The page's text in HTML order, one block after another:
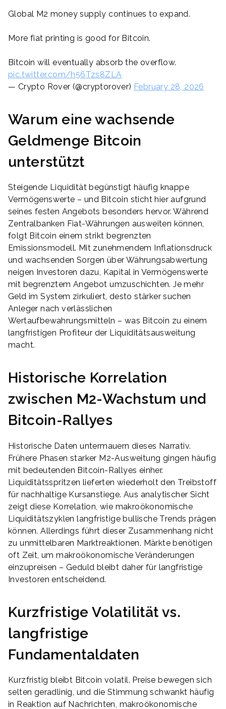
Global M2 money supply continues to expand.
More fiat printing is good for Bitcoin.
Bitcoin will eventually absorb the overflow.
pic.twitter.com/h56Tzs8ZLA
— Crypto Rover (@cryptorover) February 28, 2026
Warum eine wachsende
Geldmenge Bitcoin
unterstützt
Steigende Liquidität begünstigt häufig knappe
Vermögenswerte – und Bitcoin sticht hier aufgrund
seines festen Angebots besonders hervor. Während
Zentralbanken Fiat-Währungen ausweiten können,
folgt Bitcoin einem strikt begrenzten
Emissionsmodell. Mit zunehmendem Inflationsdruck
und wachsenden Sorgen über Währungsabwertung
neigen Investoren dazu, Kapital in Vermögenswerte
mit begrenztem Angebot umzuschichten. Je mehr
Geld im System zirkuliert, desto stärker suchen
Anleger nach verlässlichen
Wertaufbewahrungsmitteln – was Bitcoin zu einem
langfristigen Profiteur der Liquiditätsausweitung
macht.
Historische Korrelation
zwischen M2-Wachstum und
Bitcoin-Rallyes
Historische Daten untermauern dieses Narrativ.
Frühere Phasen starker M2-Ausweitung gingen häufig
mit bedeutenden Bitcoin-Rallyes einher.
Liquiditätsspritzen lieferten wiederholt den Treibstoff
für nachhaltige Kursanstiege. Aus analytischer Sicht
zeigt diese Korrelation, wie makroökonomische
Liquiditätszyklen langfristige bullische Trends prägen
können. Allerdings führt dieser Zusammenhang nicht
zu unmittelbaren Marktreaktionen. Märkte benötigen
oft Zeit, um makroökonomische Veränderungen
einzupreisen – Geduld bleibt daher für langfristige
Investoren entscheidend.
Kurzfristige Volatilität vs.
langfristige
Fundamentaldaten
Kurzfristig bleibt Bitcoin volatil. Preise bewegen sich
selten geradlinig, und die Stimmung schwankt häufig
in Reaktion auf Nachrichten, makroökonomische